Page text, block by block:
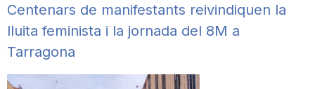
Centenars de manifestants reivindiquen la
lluita feminista i la jornada del 8M a
Tarragona